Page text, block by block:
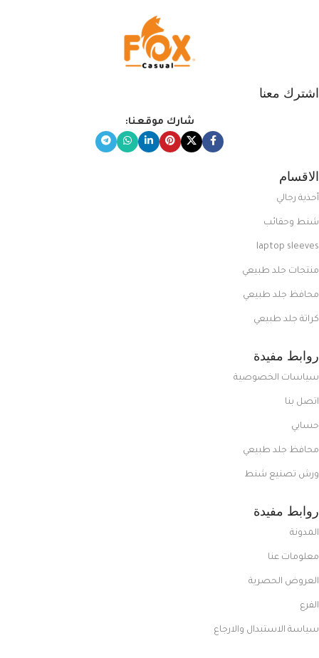
اشترك معنا
شارك موقعنا:
الاقسام
أحذية رجالي
شنط وحقائب
laptop sleeves
منتجات جلد طبيعي
محافظ جلد طبيعي
كراتة جلد طبيعي
روابط مفيدة
سياسات الخصوصية
اتصل بنا
حسابي
محافظ جلد طبيعي
ورش تصنيع شنط
روابط مفيدة
المدونة
معلومات عنا
العروض الحصرية
الفرع
سياسة الاستبدال والارجاع